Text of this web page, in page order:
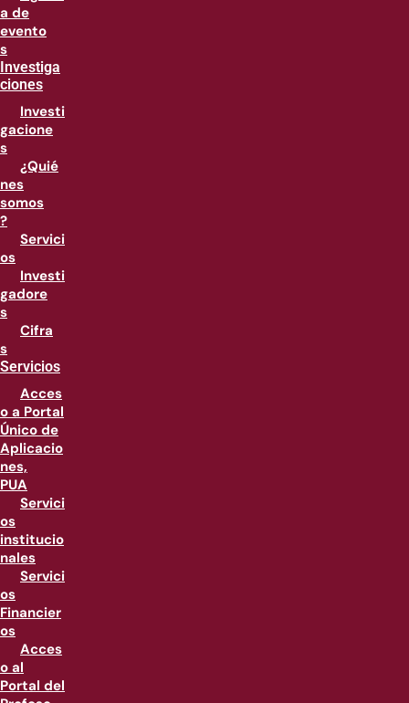
a de
evento
s
Investiga
ciones
Investi
gacione
s
¿Quié
nes
somos
?
Servici
os
Investi
gadore
s
Cifra
s
Servicios
Acces
o a Portal
Único de
Aplicacio
nes,
PUA
Servici
os
institucio
nales
Servici
os
Financier
os
Acces
o al
Portal del